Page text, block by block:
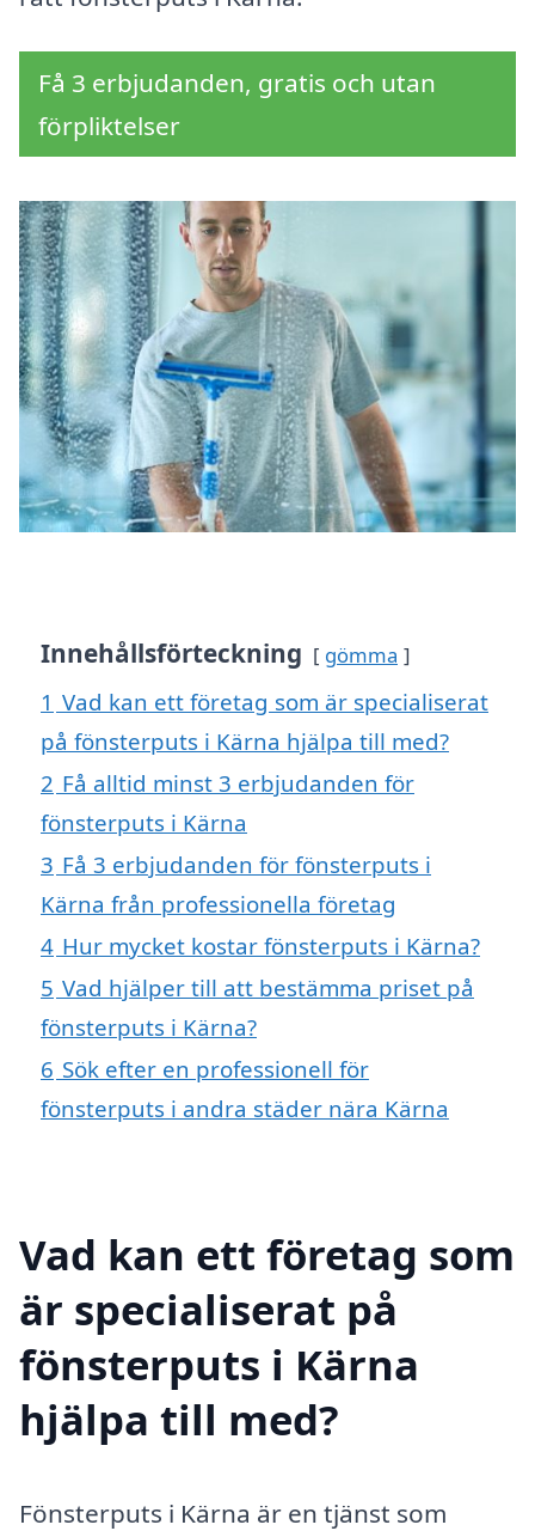
Få 3 erbjudanden, gratis och utan
förpliktelser
Innehållsförteckning gömma
1 Vad kan ett företag som är specialiserat
på fönsterputs i Kärna hjälpa till med?
2 Få alltid minst 3 erbjudanden för
fönsterputs i Kärna
3 Få 3 erbjudanden för fönsterputs i
Kärna från professionella företag
4 Hur mycket kostar fönsterputs i Kärna?
5 Vad hjälper till att bestämma priset på
fönsterputs i Kärna?
6 Sök efter en professionell för
fönsterputs i andra städer nära Kärna
Vad kan ett företag som
är specialiserat på
fönsterputs i Kärna
hjälpa till med?
Fönsterputs i Kärna är en tjänst som